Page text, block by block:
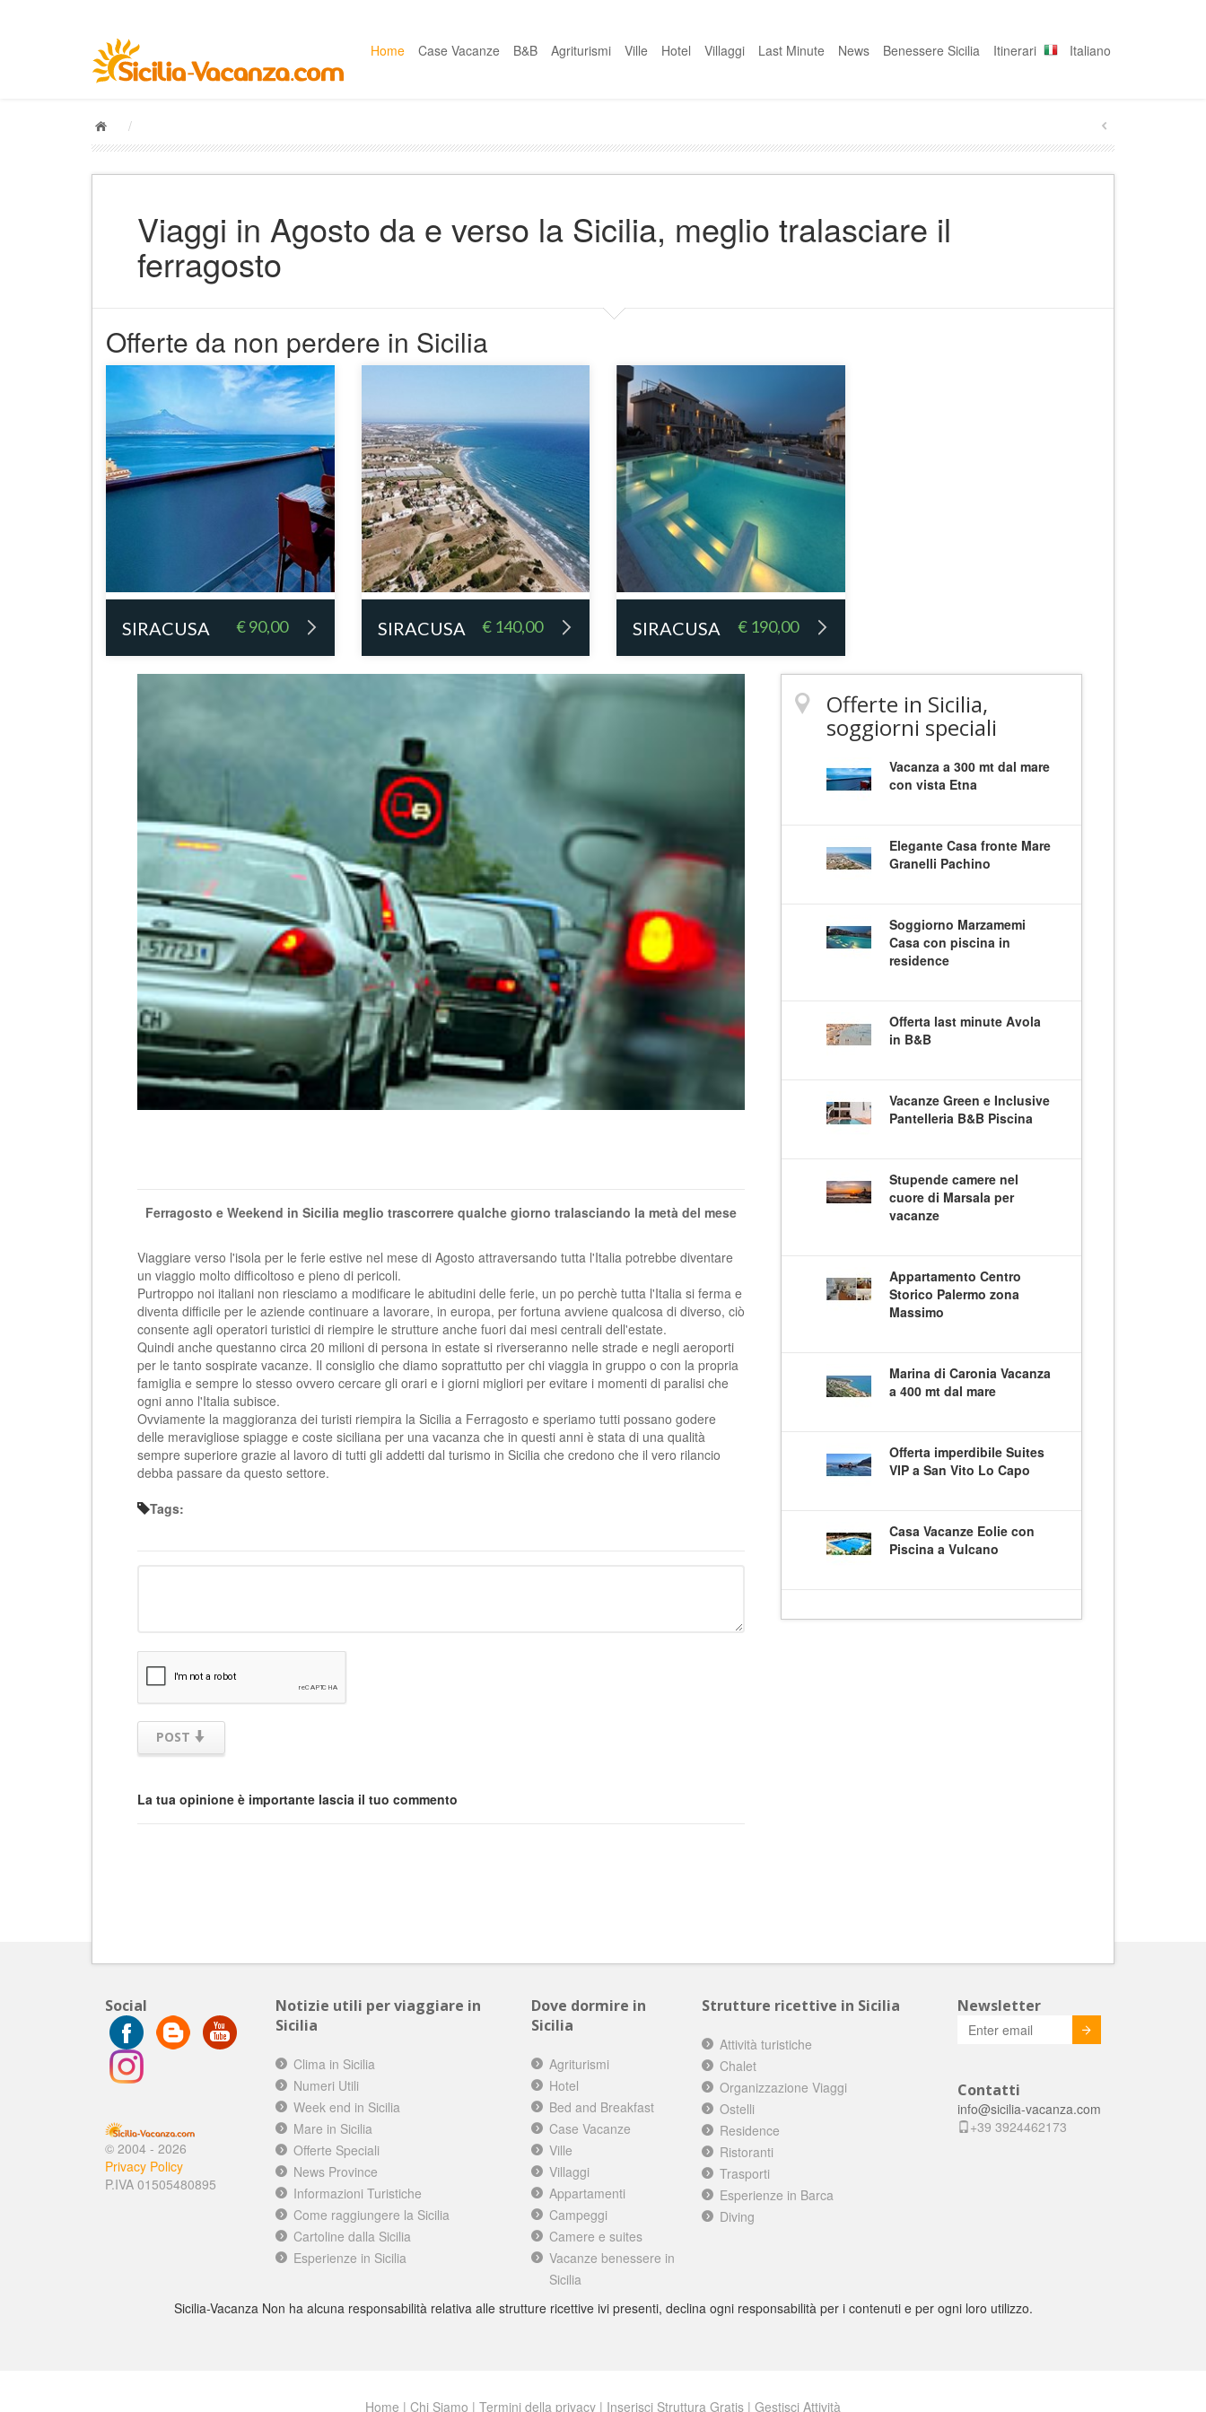
Home Case Vacanze B&B Agriturismi Ville Hotel Villaggi Last Minute News Benessere Sicilia Itinerari Italiano
/
Viaggi in Agosto da e verso la Sicilia, meglio tralasciare il
ferragosto
Offerte da non perdere in Sicilia
SIRACUSA € 90,00 SIRACUSA € 140,00 SIRACUSA € 190,00
Ferragosto e Weekend in Sicilia meglio trascorrere qualche giorno tralasciando la metà del mese
Viaggiare verso l'isola per le ferie estive nel mese di Agosto attraversando tutta l'Italia potrebbe diventare
un viaggio molto difficoltoso e pieno di pericoli.
Purtroppo noi italiani non riesciamo a modificare le abitudini delle ferie, un po perchè tutta l'Italia si ferma e
diventa difficile per le aziende continuare a lavorare, in europa, per fortuna avviene qualcosa di diverso, ciò
consente agli operatori turistici di riempire le strutture anche fuori dai mesi centrali dell'estate.
Quindi anche questanno circa 20 milioni di persona in estate si riverseranno nelle strade e negli aeroporti
per le tanto sospirate vacanze. Il consiglio che diamo soprattutto per chi viaggia in gruppo o con la propria
famiglia e sempre lo stesso ovvero cercare gli orari e i giorni migliori per evitare i momenti di paralisi che
ogni anno l'Italia subisce.
Ovviamente la maggioranza dei turisti riempira la Sicilia a Ferragosto e speriamo tutti possano godere
delle meravigliose spiagge e coste siciliana per una vacanza che in questi anni è stata di una qualità
sempre superiore grazie al lavoro di tutti gli addetti dal turismo in Sicilia che credono che il vero rilancio
debba passare da questo settore.
Tags:
POST
La tua opinione è importante lascia il tuo commento
Offerte in Sicilia,
soggiorni speciali
Vacanza a 300 mt dal mare
con vista Etna
Elegante Casa fronte Mare
Granelli Pachino
Soggiorno Marzamemi
Casa con piscina in
residence
Offerta last minute Avola
in B&B
Vacanze Green e Inclusive
Pantelleria B&B Piscina
Stupende camere nel
cuore di Marsala per
vacanze
Appartamento Centro
Storico Palermo zona
Massimo
Marina di Caronia Vacanza
a 400 mt dal mare
Offerta imperdibile Suites
VIP a San Vito Lo Capo
Casa Vacanze Eolie con
Piscina a Vulcano
Social
© 2004 - 2026
Privacy Policy
P.IVA 01505480895
Notizie utili per viaggiare in
Sicilia
Clima in Sicilia
Numeri Utili
Week end in Sicilia
Mare in Sicilia
Offerte Speciali
News Province
Informazioni Turistiche
Come raggiungere la Sicilia
Cartoline dalla Sicilia
Esperienze in Sicilia
Dove dormire in
Sicilia
Agriturismi
Hotel
Bed and Breakfast
Case Vacanze
Ville
Villaggi
Appartamenti
Campeggi
Camere e suites
Vacanze benessere in
Sicilia
Strutture ricettive in Sicilia
Attività turistiche
Chalet
Organizzazione Viaggi
Ostelli
Residence
Ristoranti
Trasporti
Esperienze in Barca
Diving
Newsletter
Invia
Contatti
info@sicilia-vacanza.com
+39 3924462173
Sicilia-Vacanza Non ha alcuna responsabilità relativa alle strutture ricettive ivi presenti, declina ogni responsabilità per i contenuti e per ogni loro utilizzo.
Home | Chi Siamo | Termini della privacy | Inserisci Struttura Gratis | Gestisci Attività